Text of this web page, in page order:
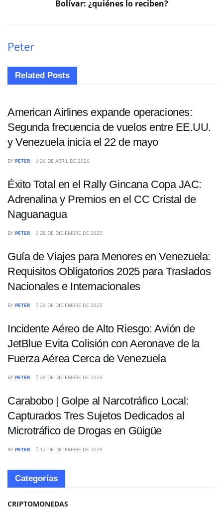
Bolívar: ¿quiénes lo reciben?
Peter
Related Posts
NACIONALES
American Airlines expande operaciones:
Segunda frecuencia de vuelos entre EE.UU.
y Venezuela inicia el 22 de mayo
BY PETER 26 DE ABRIL DE 2026
Éxito Total en el Rally Gincana Copa JAC:
Adrenalina y Premios en el CC Cristal de
Naguanagua
BY PETER 28 DE DICIEMBRE DE 2025
Guía de Viajes para Menores en Venezuela:
Requisitos Obligatorios 2025 para Traslados
Nacionales e Internacionales
BY PETER 24 DE DICIEMBRE DE 2025
Incidente Aéreo de Alto Riesgo: Avión de
JetBlue Evita Colisión con Aeronave de la
Fuerza Aérea Cerca de Venezuela
BY PETER 28 DE DICIEMBRE DE 2025
Carabobo | Golpe al Narcotráfico Local:
Capturados Tres Sujetos Dedicados al
Microtráfico de Drogas en Güigüe
BY PETER 12 DE DICIEMBRE DE 2025
Categorías
CRIPTOMONEDAS